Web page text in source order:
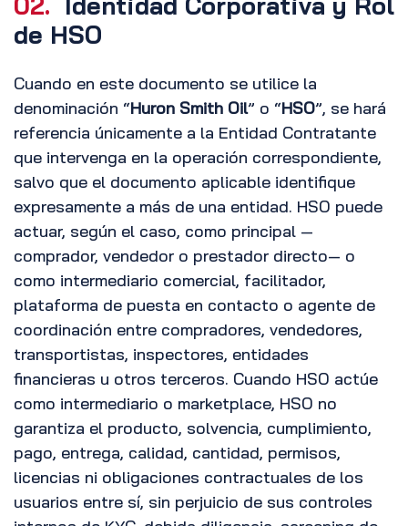
de HSO
Cuando en este documento se utilice la
denominación “Huron Smith Oil” o “HSO”, se hará
referencia únicamente a la Entidad Contratante
que intervenga en la operación correspondiente,
salvo que el documento aplicable identifique
expresamente a más de una entidad. HSO puede
actuar, según el caso, como principal —
comprador, vendedor o prestador directo— o
como intermediario comercial, facilitador,
plataforma de puesta en contacto o agente de
coordinación entre compradores, vendedores,
transportistas, inspectores, entidades
financieras u otros terceros. Cuando HSO actúe
como intermediario o marketplace, HSO no
garantiza el producto, solvencia, cumplimiento,
pago, entrega, calidad, cantidad, permisos,
licencias ni obligaciones contractuales de los
usuarios entre sí, sin perjuicio de sus controles